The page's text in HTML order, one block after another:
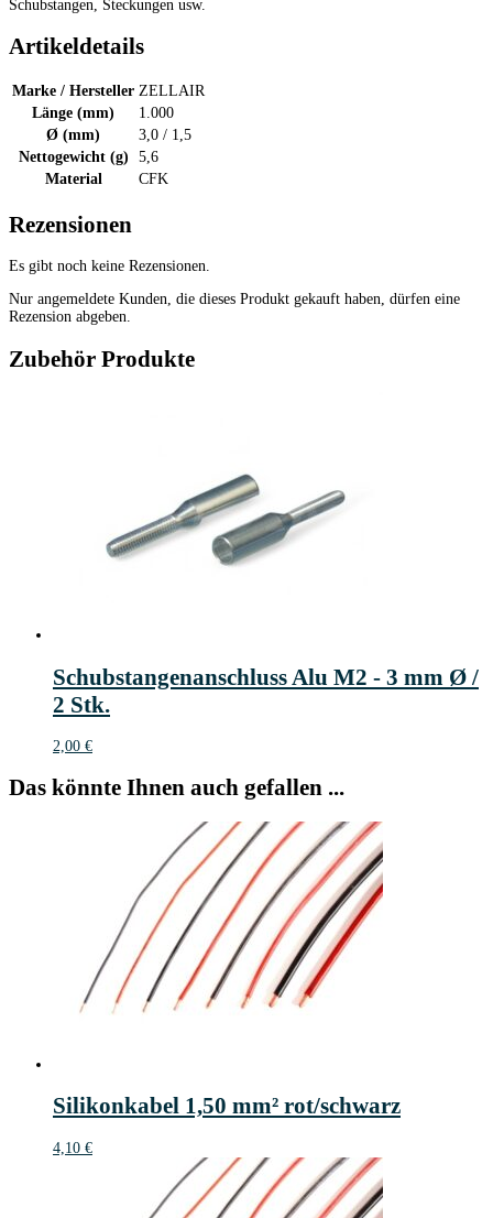
Schubstangen, Steckungen usw.
Artikeldetails
Marke / Hersteller ZELLAIR
Länge (mm)
1.000
Ø (mm)
3,0 / 1,5
Nettogewicht (g)
5,6
Material
CFK
Rezensionen
Es gibt noch keine Rezensionen.
Nur angemeldete Kunden, die dieses Produkt gekauft haben, dürfen eine
Rezension abgeben.
Zubehör Produkte
Schubstangenanschluss Alu M2 - 3 mm Ø /
2 Stk.
2,00 €
Das könnte Ihnen auch gefallen ...
Silikonkabel 1,50 mm² rot/schwarz
4,10 €